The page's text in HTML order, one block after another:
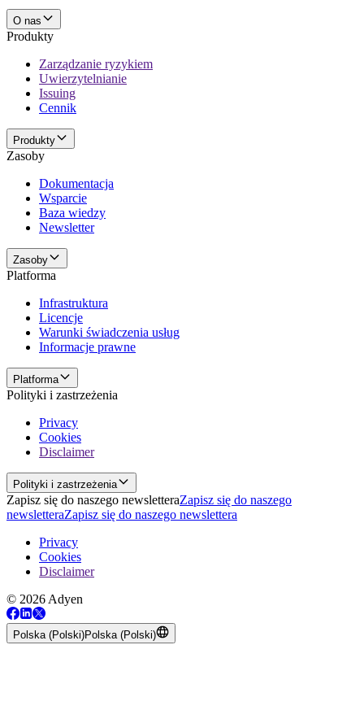
O nas
Produkty
Zarządzanie ryzykiem
Uwierzytelnianie
Issuing
Cennik
Produkty
Zasoby
Dokumentacja
Wsparcie
Baza wiedzy
Newsletter
Zasoby
Platforma
Infrastruktura
Licencje
Warunki świadczenia usług
Informacje prawne
Platforma
Polityki i zastrzeżenia
Privacy
Cookies
Disclaimer
Polityki i zastrzeżenia
Zapisz się do naszego newsletteraZapisz się do naszego
newsletteraZapisz się do naszego newslettera
Privacy
Cookies
Disclaimer
© 2026 Adyen
Polska (Polski)Polska (Polski)